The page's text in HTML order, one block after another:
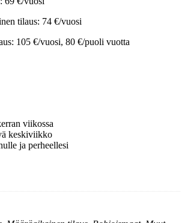
tilaus: 74 €/vuosi
105 €/vuosi, 80 €/puoli vuotta
viikossa
keskiviikko
ja perheellesi